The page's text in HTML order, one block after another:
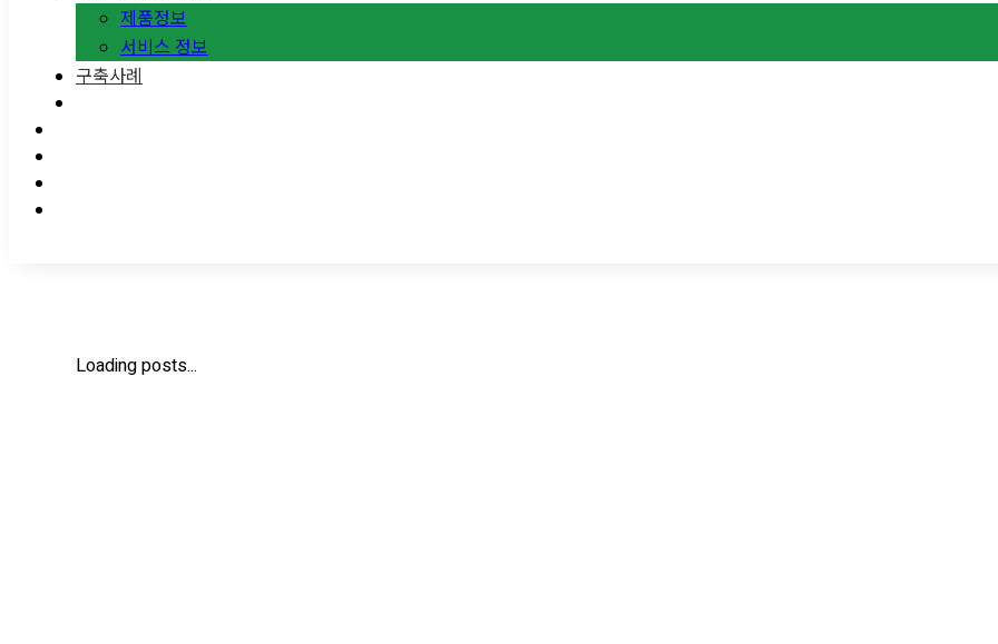
제품정보
서비스 정보
구축사례
Loading posts...